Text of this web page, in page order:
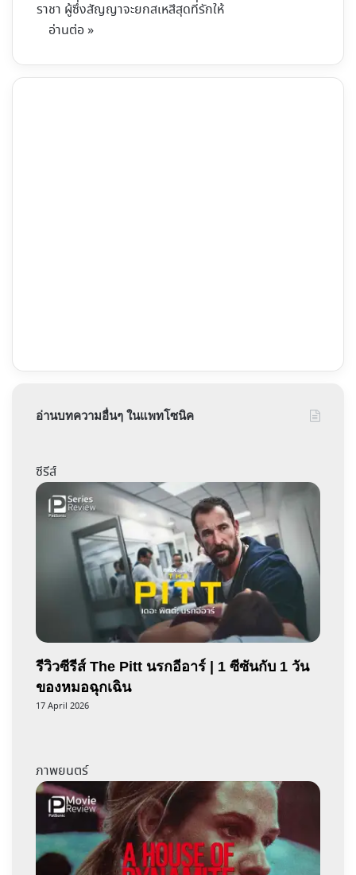
ราชา ผู้ซึ่งสัญญาจะยกสเหสีสุดที่รักให้
อ่านต่อ »
อ่านบทความอื่นๆ ในแพทโซนิค
ซีรีส์
รีวิวซีรีส์ The Pitt นรกอีอาร์ | 1 ซีซันกับ 1 วัน
ของหมอฉุกเฉิน
17 April 2026
ภาพยนตร์